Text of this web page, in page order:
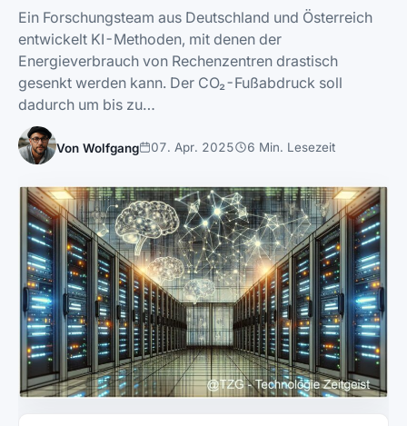
Ein Forschungsteam aus Deutschland und Österreich
entwickelt KI-Methoden, mit denen der
Energieverbrauch von Rechenzentren drastisch
gesenkt werden kann. Der CO₂-Fußabdruck soll
dadurch um bis zu…
Von Wolfgang 07. Apr. 2025 6 Min. Lesezeit